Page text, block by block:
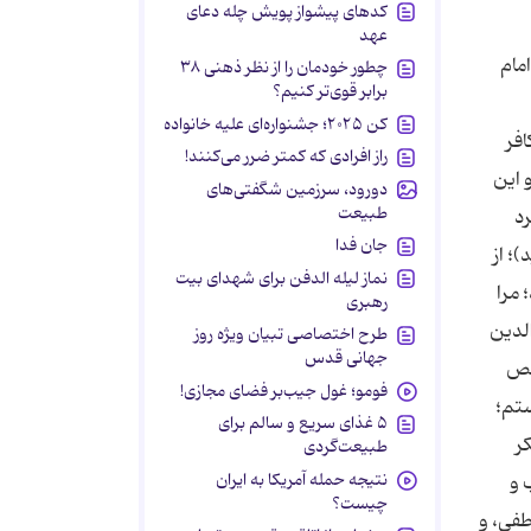
گویا سخن امام را فهمید. امام حسین علیه‏السلام فرمود: بنوش كه من نیز بنوشم! پس امام علیه‏السلام دستش را دراز كرد و مشتى از آب را برداشت. شمر به امام گفت: به خدا سوگند كه به آن دسترسى پیدا نخواهى كرد. پس مردى به امام علیه‏السلام گفت: فرات را مى‏بینى كه همانند شكم ماهیان جلوه مى‏كند؟! به خدا سوگند كه از آن ننوشى تا لب تشنه جان دهى! امام حسین علیه‏السلام فرمود: خدایا او ر
کدهای پیشواز پویش چله دعای
عهد
چطور خودمان را از نظر ذهنی ۳۸
برابر قوی‌تر کنیم؟
کن ۲۰۲۵؛ جشنواره‌ای علیه خانواده
راز افرادی که کمتر ضرر می‌کنند!
دورود، سرزمین شگفتی‌های
طبیعت
جان فدا
نماز لیله الدفن برای شهدای بیت
رهبری
طرح اختصاصی تبیان ویژه روز
جهانی قدس
فومو؛ غول جیب‌بر فضای مجازی!
۵ غذای سریع و سالم برای
طبیعت‌گردی
نتیجه حمله آمریکا به ایران
چیست؟